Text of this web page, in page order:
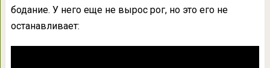
бодание. У него еще не вырос рог, но это его не
останавливает: